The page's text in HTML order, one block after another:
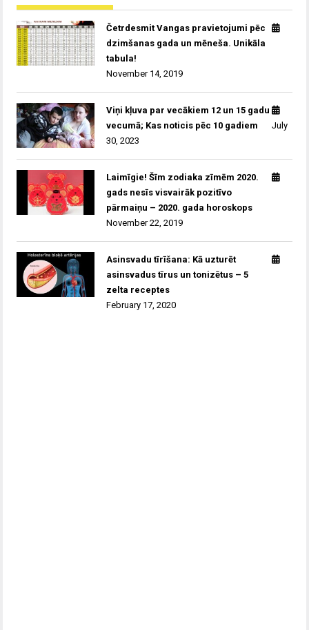
Četrdesmit Vangas pravietojumi pēc
dzimšanas gada un mēneša. Unikāla
tabula!
November 14, 2019
Viņi kļuva par vecākiem 12 un 15 gadu
vecumā; Kas noticis pēc 10 gadiem
July
30, 2023
Laimīgie! Šīm zodiaka zīmēm 2020.
gads nesīs visvairāk pozitīvo
pārmaiņu – 2020. gada horoskops
November 22, 2019
Asinsvadu tīrīšana: Kā uzturēt
asinsvadus tīrus un tonizētus – 5
zelta receptes
February 17, 2020